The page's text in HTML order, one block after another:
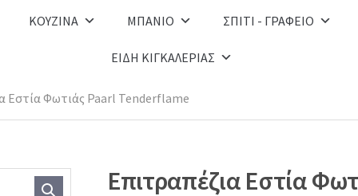
p
u
c
t
ΚΟΥΖΙΝΑ ΜΠΑΝΙΟ ΣΠΙΤΙ - ΓΡΑΦΕΙΟ
ΕΙΔΗ ΚΙΓΚΑΛΕΡΙΑΣ
Εστία Φωτιάς Paarl Tenderflame
Επιτραπέζια Εστία